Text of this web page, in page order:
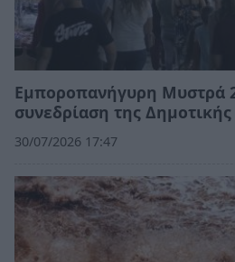
Εμποροπανήγυρη Μυστρά
συνεδρίαση της
30/07/2026 17:47